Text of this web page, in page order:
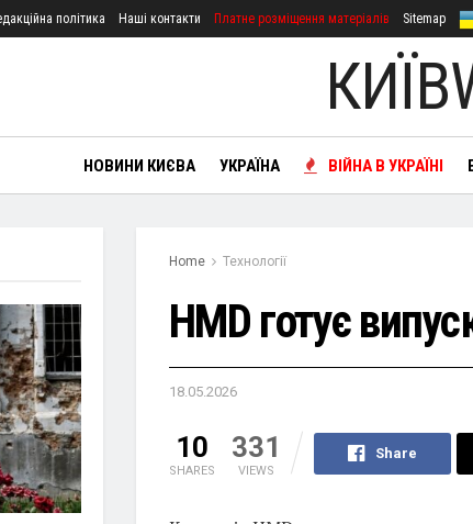
політика Наші контакти Платне розміщення матеріалів Sitemap
НОВИНИ КИЄВА УКРАЇНА ВІЙНА В УКРАЇНІ
Home Технології
HMD готує
18.05.2026
10
SHARES
331
VIEWS
Share